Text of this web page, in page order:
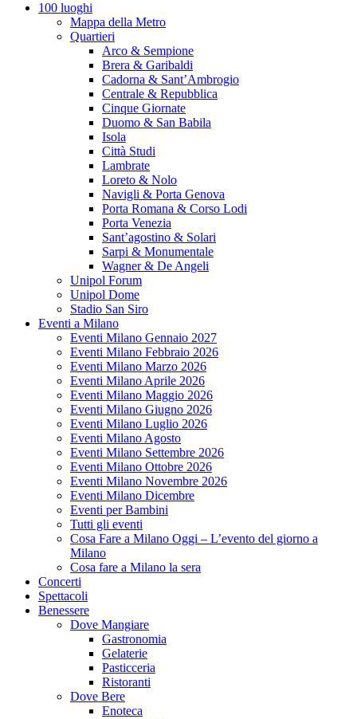
100 luoghi
Mappa della Metro
Quartieri
Arco & Sempione
Brera & Garibaldi
Cadorna & Sant’Ambrogio
Centrale & Repubblica
Cinque Giornate
Duomo & San Babila
Isola
Città Studi
Lambrate
Loreto & Nolo
Navigli & Porta Genova
Porta Romana & Corso Lodi
Porta Venezia
Sant’agostino & Solari
Sarpi & Monumentale
Wagner & De Angeli
Unipol Forum
Unipol Dome
Stadio San Siro
Eventi a Milano
Eventi Milano Gennaio 2027
Eventi Milano Febbraio 2026
Eventi Milano Marzo 2026
Eventi Milano Aprile 2026
Eventi Milano Maggio 2026
Eventi Milano Giugno 2026
Eventi Milano Luglio 2026
Eventi Milano Agosto
Eventi Milano Settembre 2026
Eventi Milano Ottobre 2026
Eventi Milano Novembre 2026
Eventi Milano Dicembre
Eventi per Bambini
Tutti gli eventi
Cosa Fare a Milano Oggi – L’evento del giorno a
Milano
Cosa fare a Milano la sera
Concerti
Spettacoli
Benessere
Dove Mangiare
Gastronomia
Gelaterie
Pasticceria
Ristoranti
Dove Bere
Enoteca